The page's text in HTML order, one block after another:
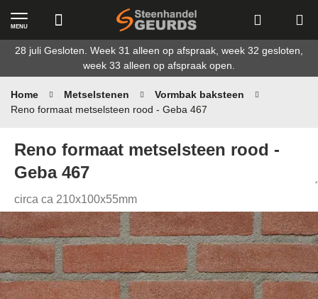
Ga
de
inhoud
28 juli Gesloten. Week 31 alleen op afspraak, week 32 gesloten,
week 33 alleen op afspraak open.
MENU
Home Metselstenen
Vormbak baksteen
Reno formaat metselsteen rood - Geba 467
Reno formaat metselsteen rood -
Geba 467
circa ca 210x100x55mm
Ga
naar
het
einde
van
de